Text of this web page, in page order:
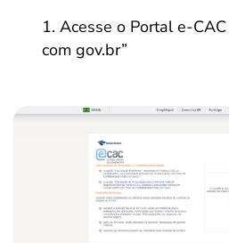
Acesse o Portal e-
com gov.br”